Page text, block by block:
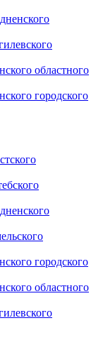
областного
городского
городского
областного